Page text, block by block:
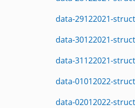
data-29122021-
data-30122021-
data-31122021-
data-01012022-
data-02012022-